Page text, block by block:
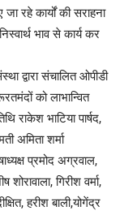
रहे कार्यों की सराहना
भाव से कार्य कर
द्वारा संचालित ओपीडी
को लाभान्वित
राकेश भाटिया पार्षद,
अमिता शर्मा
प्रमोद अग्रवाल,
गिरीश वर्मा,
हरीश बाली,योगेंद्र